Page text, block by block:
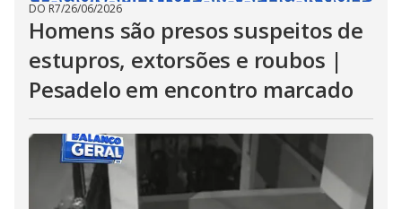
DO R7/26/06/2026
Homens são presos suspeitos de
estupros, extorsões e roubos |
Pesadelo em encontro marcado